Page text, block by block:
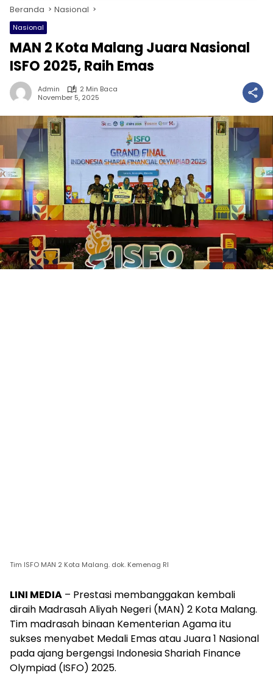
Beranda Nasional
Nasional
MAN 2 Kota Malang Juara Nasional
ISFO 2025, Raih Emas
Admin
2 Min Baca
November 5, 2025
Tim ISFO MAN 2 Kota Malang. dok. Kemenag RI
LINI MEDIA – Prestasi membanggakan kembali
diraih Madrasah Aliyah Negeri (MAN) 2 Kota Malang.
Tim madrasah binaan Kementerian Agama itu
sukses menyabet Medali Emas atau Juara 1 Nasional
pada ajang bergengsi Indonesia Shariah Finance
Olympiad (ISFO) 2025.